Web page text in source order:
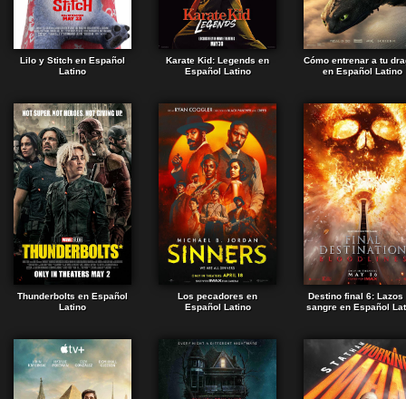
Lilo y Stitch en Español
Latino
Karate Kid: Legends en
Español Latino
Cómo entrenar a tu
en Español Latino
Thunderbolts en Español
Latino
Los pecadores en
Español Latino
Destino final 6: Lazos
sangre en Español